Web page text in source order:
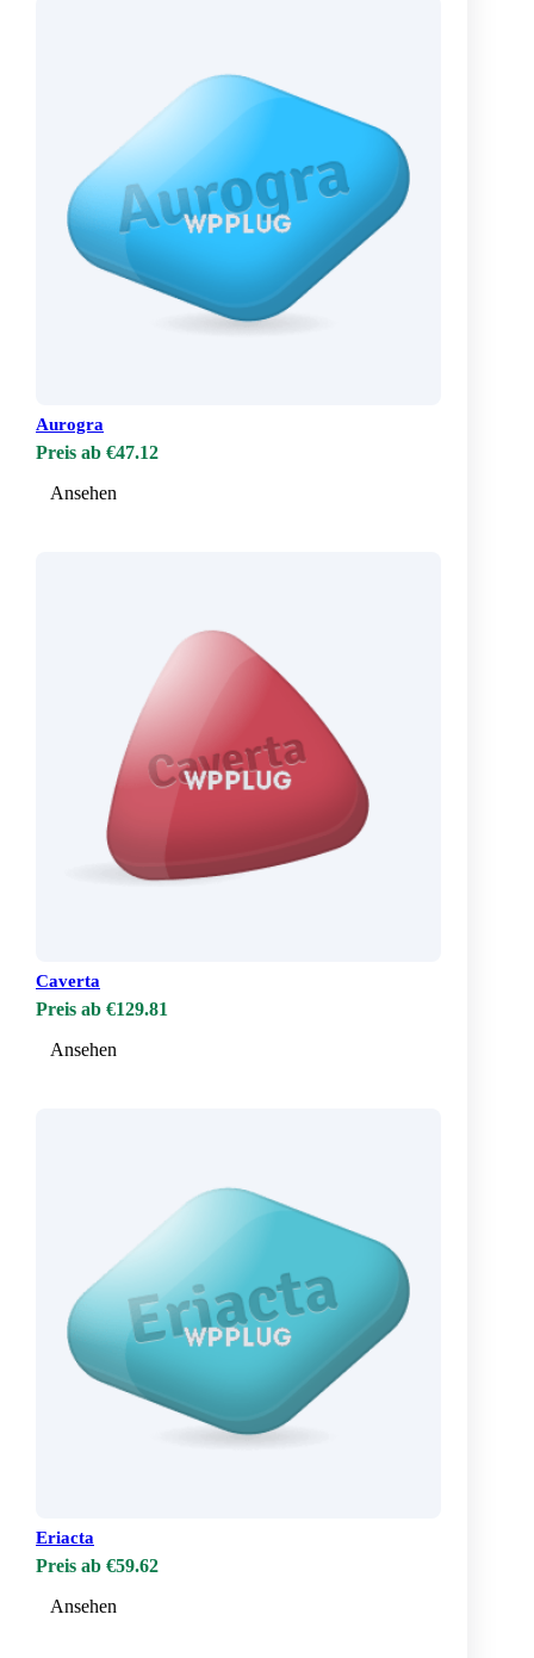
Aurogra
Preis ab €47.12
Ansehen
Caverta
Preis ab €129.81
Ansehen
Eriacta
Preis ab €59.62
Ansehen